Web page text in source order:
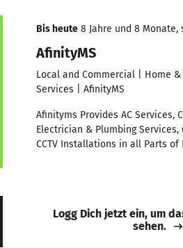
Bis heute 8 Jahre und 8 Monate,
AfinityMS
Local and Commercial | Home
Services | AfinityMS
Afinityms Provides AC Services,
Electrician & Plumbing Services,
CCTV Installations in all Parts of
Logg Dich jetzt ein, um
sehen.